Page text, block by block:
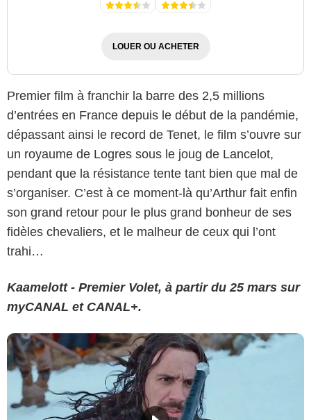
LOUER OU ACHETER
Premier film à franchir la barre des 2,5 millions
d’entrées en France depuis le début de la pandémie,
dépassant ainsi le record de Tenet, le film s’ouvre sur
un royaume de Logres sous le joug de Lancelot,
pendant que la résistance tente tant bien que mal de
s’organiser. C’est à ce moment-là qu’Arthur fait enfin
son grand retour pour le plus grand bonheur de ses
fidèles chevaliers, et le malheur de ceux qui l’ont
trahi…
Kaamelott - Premier Volet, à partir du 25 mars sur
myCANAL et CANAL+.